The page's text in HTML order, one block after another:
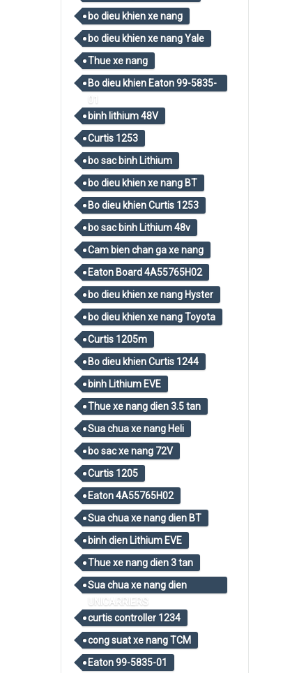
bo dieu khien xe nang
bo dieu khien xe nang Yale
Thue xe nang
Bo dieu khien Eaton 99-5835-
01
binh lithium 48V
Curtis 1253
bo sac binh Lithium
bo dieu khien xe nang BT
Bo dieu khien Curtis 1253
bo sac binh Lithium 48v
Cam bien chan ga xe nang
Eaton Board 4A55765H02
bo dieu khien xe nang Hyster
bo dieu khien xe nang Toyota
Curtis 1205m
Bo dieu khien Curtis 1244
binh Lithium EVE
Thue xe nang dien 3.5 tan
Sua chua xe nang Heli
bo sac xe nang 72V
Curtis 1205
Eaton 4A55765H02
Sua chua xe nang dien BT
binh dien Lithium EVE
Thue xe nang dien 3 tan
Sua chua xe nang dien
UNICARRIERS
curtis controller 1234
cong suat xe nang TCM
Eaton 99-5835-01